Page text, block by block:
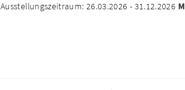
Ausstellungszeitraum: 26.03.2026 - 31.12.2026